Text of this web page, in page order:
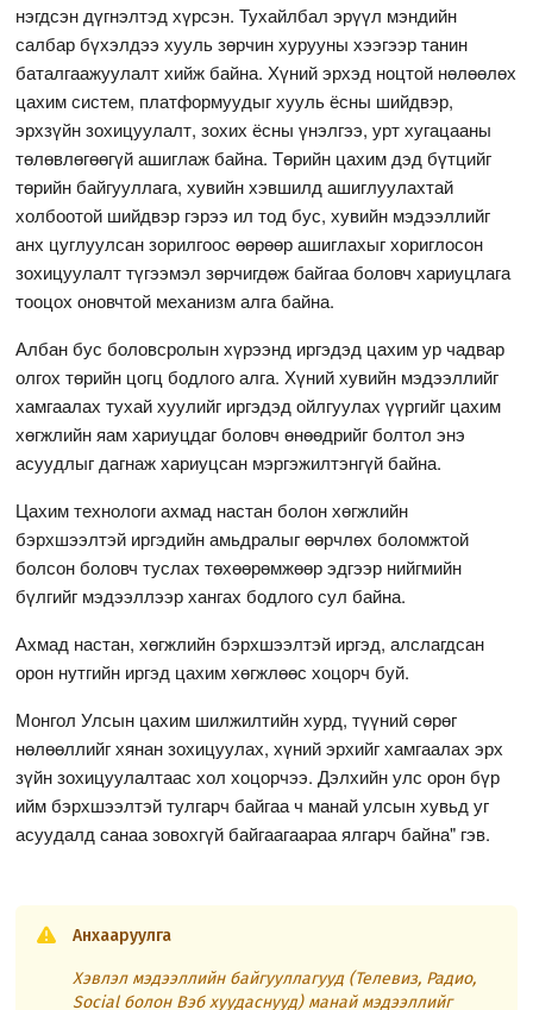
нэгдсэн дүгнэлтэд хүрсэн. Тухайлбал эрүүл мэндийн
салбар бүхэлдээ хууль зөрчин хурууны хээгээр танин
баталгаажуулалт хийж байна. Хүний эрхэд ноцтой нөлөөлөх
цахим систем, платформуудыг хууль ёсны шийдвэр,
эрхзүйн зохицуулалт, зохих ёсны үнэлгээ, урт хугацааны
төлөвлөгөөгүй ашиглаж байна. Төрийн цахим дэд бүтцийг
төрийн байгууллага, хувийн хэвшилд ашиглуулахтай
холбоотой шийдвэр гэрээ ил тод бус, хувийн мэдээллийг
анх цуглуулсан зорилгоос өөрөөр ашиглахыг хориглосон
зохицуулалт түгээмэл зөрчигдөж байгаа боловч хариуцлага
тооцох оновчтой механизм алга байна.
Албан бус боловсролын хүрээнд иргэдэд цахим ур чадвар
олгох төрийн цогц бодлого алга. Хүний хувийн мэдээллийг
хамгаалах тухай хуулийг иргэдэд ойлгуулах үүргийг цахим
хөгжлийн яам хариуцдаг боловч өнөөдрийг болтол энэ
асуудлыг дагнаж хариуцсан мэргэжилтэнгүй байна.
Цахим технологи ахмад настан болон хөгжлийн
бэрхшээлтэй иргэдийн амьдралыг өөрчлөх боломжтой
болсон боловч туслах төхөөрөмжөөр эдгээр нийгмийн
бүлгийг мэдээллээр хангах бодлого сул байна.
Ахмад настан, хөгжлийн бэрхшээлтэй иргэд, алслагдсан
орон нутгийн иргэд цахим хөгжлөөс хоцорч буй.
Монгол Улсын цахим шилжилтийн хурд, түүний сөрөг
нөлөөллийг хянан зохицуулах, хүний эрхийг хамгаалах эрх
зүйн зохицуулалтаас хол хоцорчээ. Дэлхийн улс орон бүр
ийм бэрхшээлтэй тулгарч байгаа ч манай улсын хувьд уг
асуудалд санаа зовохгүй байгаагаараа ялгарч байна" гэв.
Анхааруулга
Хэвлэл мэдээллийн байгууллагууд (Телевиз, Радио,
Social болон Вэб хуудаснууд) манай мэдээллийг